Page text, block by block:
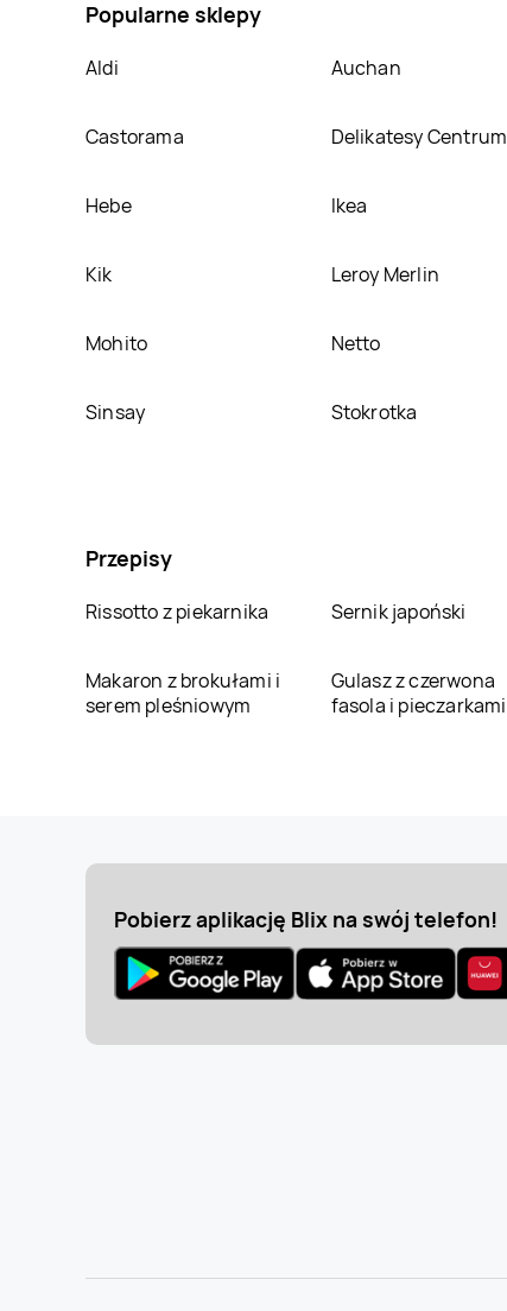
Popularne sklepy
Aldi Auchan
Castorama Delikatesy Centrum
Hebe Ikea
Kik Leroy Merlin
Mohito Netto
Sinsay Stokrotka
Przepisy
Rissotto z piekarnika Sernik japoński
Makaron z brokułami i
serem pleśniowym
Gulasz z czerwona
fasola i pieczarkami
Pobierz aplikację Blix na swój telefon!